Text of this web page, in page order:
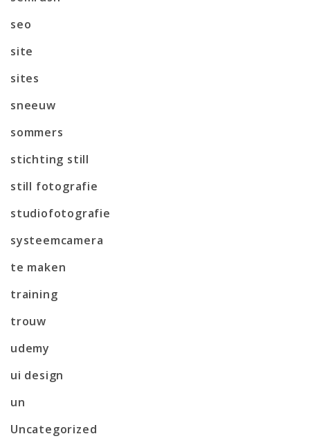
seo
site
sites
sneeuw
sommers
stichting still
still fotografie
studiofotografie
systeemcamera
te maken
training
trouw
udemy
ui design
un
Uncategorized